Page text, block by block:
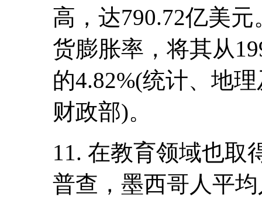
高，达790.72亿美
货膨胀率，将其从
的4.82%(统计、地
财政部)。
11. 在教育领域也取
普查，墨西哥人平